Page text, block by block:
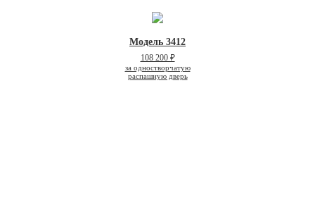
Модель 3412
108 200 ₽
за одностворчатую
распашную дверь